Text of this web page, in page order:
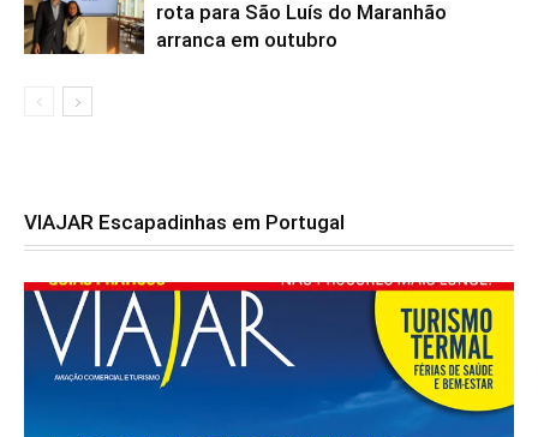
rota para São Luís do Maranhão
arranca em outubro
VIAJAR Escapadinhas em Portugal